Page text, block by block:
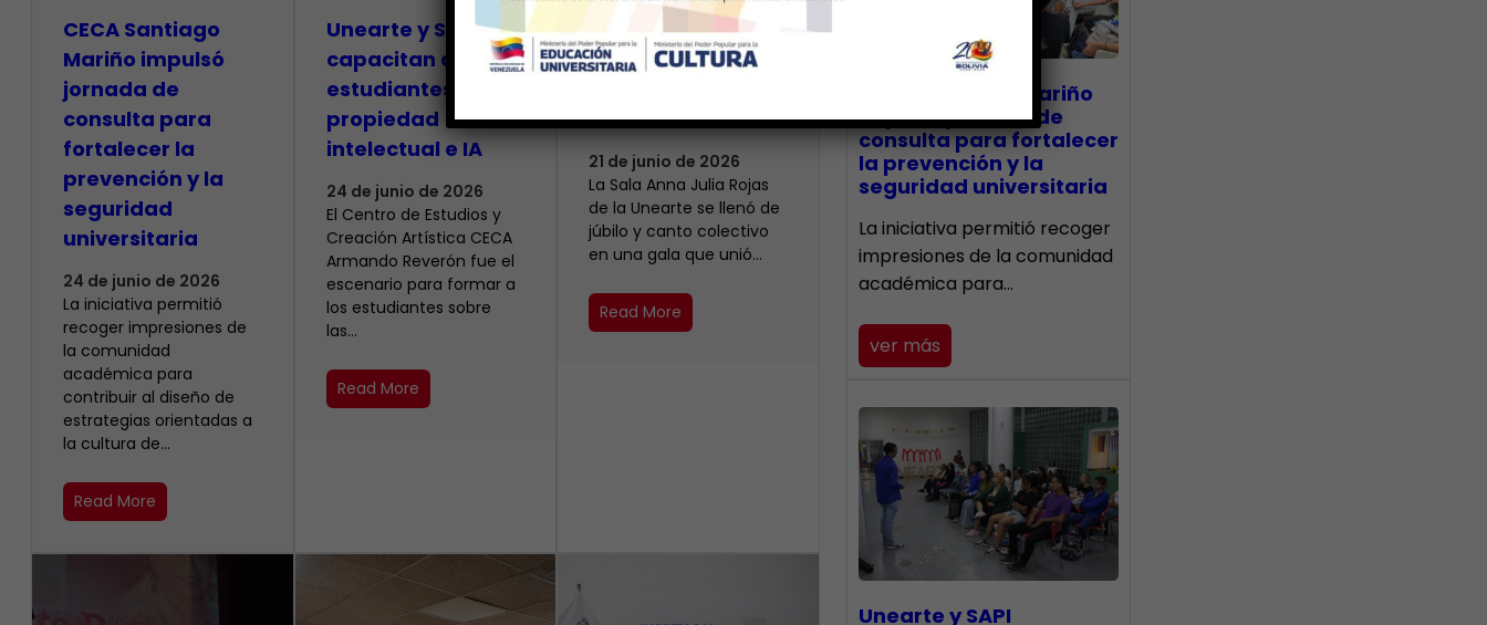
CECA Santiago
Mariño impulsó
jornada de
consulta para
fortalecer la
prevención y la
seguridad
universitaria
24 de junio de 2026
La iniciativa permitió
recoger impresiones de
la comunidad
académica para
contribuir al diseño de
estrategias orientadas a
la cultura de…
Read More
Unearte y SAPI
capacitan a
estudiantes sobre
propiedad
intelectual e IA
24 de junio de 2026
El Centro de Estudios y
Creación Artística CECA
Armando Reverón fue el
escenario para formar a
los estudiantes sobre
las…
Read More
Más de 400 voces
rinden tributo a la
Bor
21 de junio de 2026
​La Sala Anna Julia Rojas
de la Unearte se llenó de
júbilo y canto colectivo
en una gala que unió…
Read More
CECA Santiago Mariño
impulsó jornada de
consulta para fortalecer
la prevención y la
seguridad universitaria
La iniciativa permitió recoger
impresiones de la comunidad
académica para…
ver más
Unearte y SAPI